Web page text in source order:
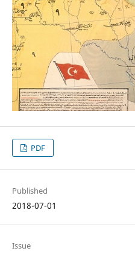
PDF
Published
2018-07-01
Issue